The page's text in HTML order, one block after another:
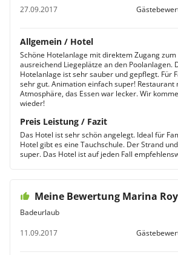
27.09.2017
Allgemein / Hotel
Schöne Hotelanlage mit direktem Zugang
ausreichend Liegeplätze an den Poolanlagen.
Hotelanlage ist sehr sauber und gepflegt. Für
sehr gut. Animation einfach super!
Atmosphäre, das Essen war lecker. Wir
wieder!
Preis Leistung / Fazit
Das Hotel ist sehr schön angelegt. Ideal für
Hotel gibt es eine Tauchschule. Der Strand
super. Das Hotel ist auf jeden Fall
Meine Bewertung Marina
Badeurlaub
11.09.2017